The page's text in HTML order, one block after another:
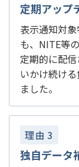
定期アップ
表示通知対
も、NITE等
定期的に配
いかけ続け
ました。
理由 3
独自データ